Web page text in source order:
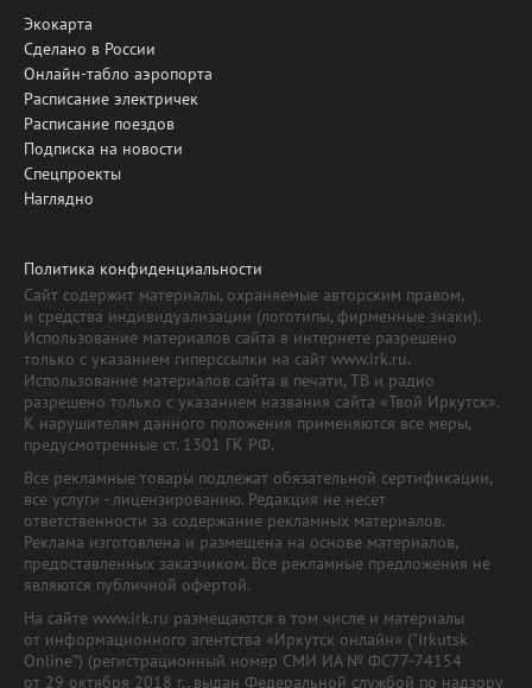
Экокарта
Сделано в России
Онлайн-табло аэропорта
Расписание электричек
Расписание поездов
Подписка на новости
Спецпроекты
Наглядно
Политика конфиденциальности
Сайт содержит материалы, охраняемые авторским правом,
и средства индивидуализации (логотипы, фирменные знаки).
Использование материалов сайта в интернете разрешено
только с указанием гиперссылки на сайт www.irk.ru.
Использование материалов сайта в печати, ТВ и радио
разрешено только с указанием названия сайта «Твой Иркутск».
К нарушителям данного положения применяются все меры,
предусмотренные ст. 1301 ГК РФ.
Все рекламные товары подлежат обязательной сертификации,
все услуги - лицензированию. Редакция не несет
ответственности за содержание рекламных материалов.
Реклама изготовлена и размещена на основе материалов,
предоставленных заказчиком. Все рекламные предложения не
являются публичной офертой.
На сайте www.irk.ru размещаются в том числе и материалы
от информационного агентства «Иркутск онлайн» ("Irkutsk
Online") (регистрационный номер СМИ ИА № ФС77-74154
от 29 октября 2018 г., выдан Федеральной службой по надзору